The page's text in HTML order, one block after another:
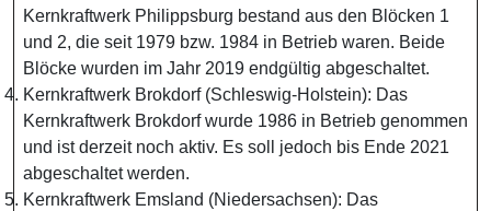
Kernkraftwerk Philippsburg bestand aus den Blöcken 1
und 2, die seit 1979 bzw. 1984 in Betrieb waren. Beide
Blöcke wurden im Jahr 2019 endgültig abgeschaltet.
Kernkraftwerk Brokdorf (Schleswig-Holstein): Das
Kernkraftwerk Brokdorf wurde 1986 in Betrieb genommen
und ist derzeit noch aktiv. Es soll jedoch bis Ende 2021
abgeschaltet werden.
Kernkraftwerk Emsland (Niedersachsen): Das